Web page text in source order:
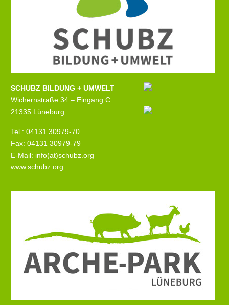
SCHUBZ BILDUNG + UMWELT
Wichernstraße 34 – Eingang C
21335 Lüneburg
Tel.: 04131 30979-70
Fax: 04131 30979-79
E-Mail: info(at)schubz.org
www.schubz.org